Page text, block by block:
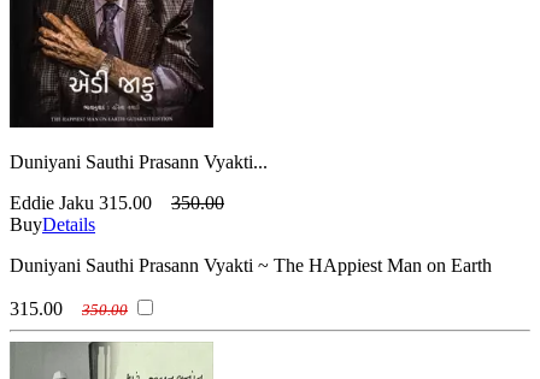
Duniyani Sauthi Prasann Vyakti...
Eddie Jaku 315.00
350.00
BuyDetails
Duniyani Sauthi Prasann Vyakti ~ The HAppiest Man on Earth
315.00 350.00